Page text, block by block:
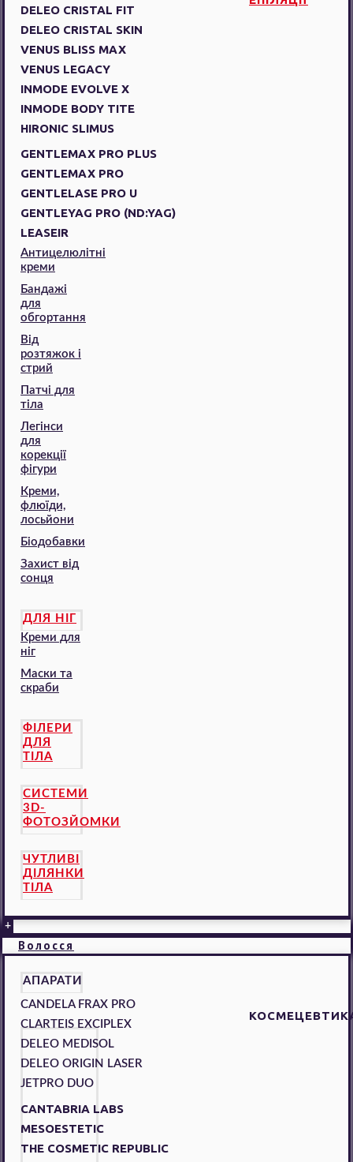
DELEO CRISTAL FIT
DELEO CRISTAL SKIN
VENUS BLISS MAX
VENUS LEGACY
INMODE EVOLVE X
INMODE BODY TITE
HIRONIC SLIMUS
GENTLEMAX PRO PLUS
GENTLEMAX PRO
GENTLELASE PRO U
GENTLEYAG PRO (ND:YAG)
LEASEIR
Антицелюлітні
креми
Бандажі
для
обгортання
Від
розтяжок і
стрий
Патчі для
тіла
Легінси
для
корекції
фігури
Креми,
флюїди,
лосьйони
Біодобавки
Захист від
сонця
ДЛЯ НІГ
Креми для
ніг
Маски та
скраби
ФІЛЕРИ
ДЛЯ
ТІЛА
СИСТЕМИ
3D-
ФОТОЗЙОМКИ
ЧУТЛИВІ
ДІЛЯНКИ
ТІЛА
+
Волосся
АПАРАТИ
CANDELA FRAX PRO
CLARTEIS EXCIPLEX
DELEO MEDISOL
DELEO ORIGIN LASER
JETPRO DUO
CANTABRIA LABS
MESOESTETIC
THE COSMETIC REPUBLIC